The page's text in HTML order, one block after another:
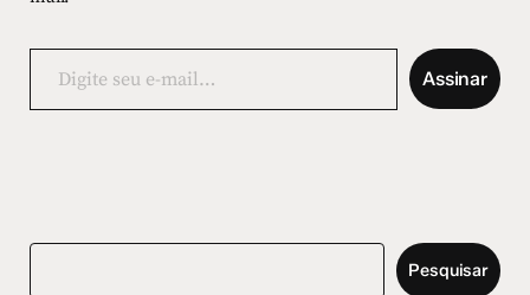
mail…
Assinar
Pesquisar